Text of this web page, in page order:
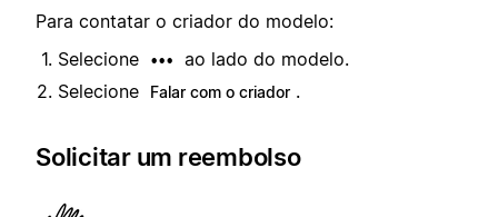
Para contatar o criador do modelo:
Selecione
•••
ao lado do modelo.
Selecione
Falar com o criador .
Solicitar um reembolso